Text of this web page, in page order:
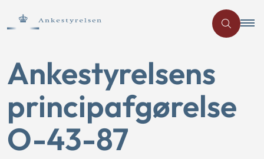
Ankestyrelsens
principafgørelse
O-43-87